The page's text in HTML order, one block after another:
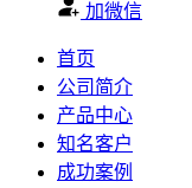
加微信
首页
公司简介
产品中心
知名客户
成功案例